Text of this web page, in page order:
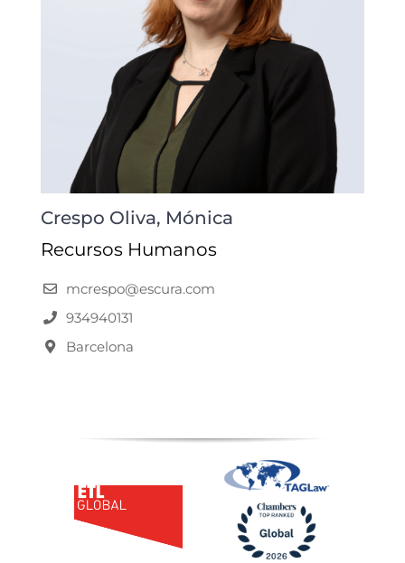
Crespo Oliva, Mónica
Recursos Humanos
mcrespo@escura.com
934940131
Barcelona